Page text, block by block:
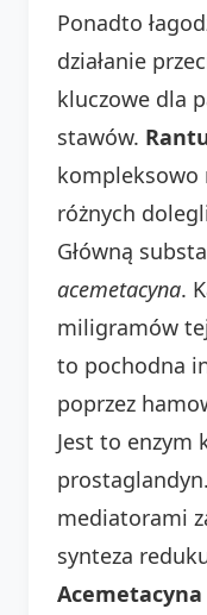
Ponadto
działanie
kluczowe dla
stawów.
kompleksowo
różnych
Główną
acemetacyna.
miligramów
to pochodna
poprzez
Jest to enzym
mediatorami
synteza
Acemetacyna